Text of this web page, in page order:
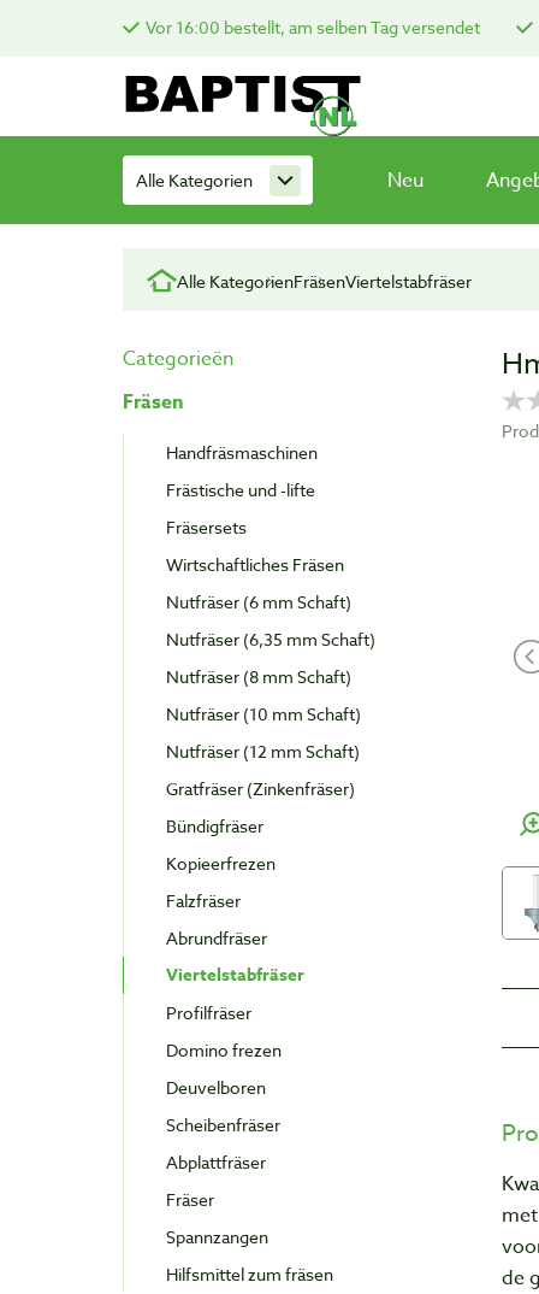
Vor 16:00 bestellt, am selben Tag versendet
Alle Kategorien Neu
Alle KategorienFräsenViertelstabfräser
Categorieën
Fräsen
Handfräsmaschinen
Frästische und -lifte
Fräsersets
Wirtschaftliches Fräsen
Nutfräser (6 mm Schaft)
Nutfräser (6,35 mm Schaft)
Nutfräser (8 mm Schaft)
Nutfräser (10 mm Schaft)
Nutfräser (12 mm Schaft)
Gratfräser (Zinkenfräser)
Bündigfräser
Kopieerfrezen
Falzfräser
Abrundfräser
Viertelstabfräser
Profilfräser
Domino frezen
Deuvelboren
Scheibenfräser
Abplattfräser
Fräser
Spannzangen
Hilfsmittel zum fräsen
de